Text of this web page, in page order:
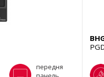
передня